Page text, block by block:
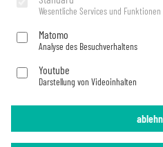
Would you like to stay up to date
Subscribe now
Imprint Privacy Policy
Wesentliche Services und Funktionen
Matomo
Analyse des Besuchverhaltens
Youtube
Darstellung von Videoinhalten